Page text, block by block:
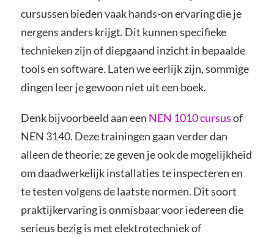
cursussen bieden vaak hands-on ervaring die je
nergens anders krijgt. Dit kunnen specifieke
technieken zijn of diepgaand inzicht in bepaalde
tools en software. Laten we eerlijk zijn, sommige
dingen leer je gewoon niet uit een boek.
Denk bijvoorbeeld aan een NEN 1010 cursusof
NEN 3140. Deze trainingen gaan verder dan
alleen de theorie; ze geven je ook de mogelijkheid
om daadwerkelijk installaties te inspecteren en
te testen volgens de laatste normen. Dit soort
praktijkervaring is onmisbaar voor iedereen die
serieus bezig is met elektrotechniek of